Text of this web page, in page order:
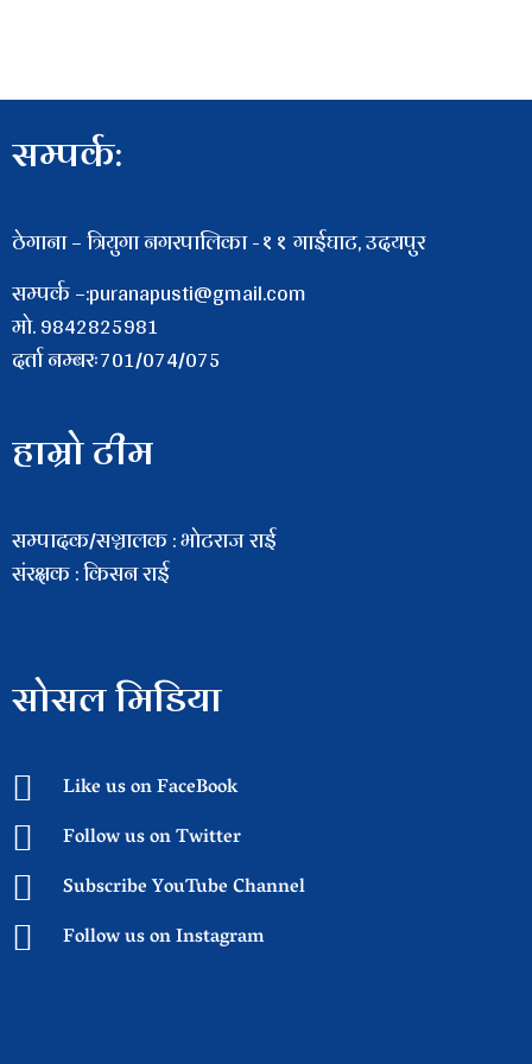
सम्पर्क:
ठेगाना – त्रियुगा नगरपालिका -११ गाईघाट, उदयपुर
सम्पर्क –:puranapusti@gmail.com
माे. 9842825981
दर्ता नम्बरः701/074/075
हाम्रो टीम
सम्पादक/सञ्चालक : भाेटराज राई
संरक्षक : किसन राई
सोसल मिडिया
Like us on FaceBook
Follow us on Twitter
Subscribe YouTube Channel
Follow us on Instagram